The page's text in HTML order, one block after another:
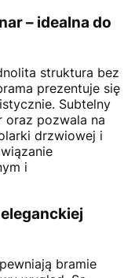
– idealna do
struktura bez
prezentuje się
Subtelny
oraz pozwala na
drzwiowej i
i
bramie